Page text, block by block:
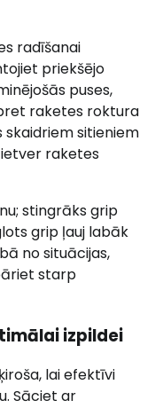
radīšanai
priekšējo
puses,
raketes roktura
skaidriem sitieniem
ietver raketes
stingrāks grip
grip ļauj labāk
no situācijas,
starp
izpildei
lai efektīvi
Sāciet ar